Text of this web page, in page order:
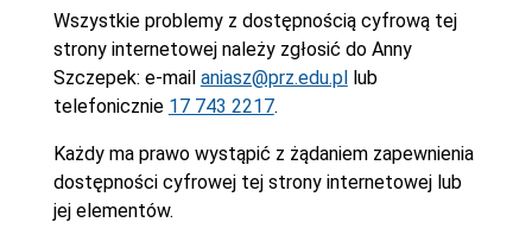
Wszystkie problemy z dostępnością cyfrową tej
strony internetowej należy zgłosić do Anny
Szczepek: e-mail aniasz@prz.edu.pllub
telefonicznie 17 743 2217.
Każdy ma prawo wystąpić z żądaniem zapewnienia
dostępności cyfrowej tej strony internetowej lub
jej elementów.